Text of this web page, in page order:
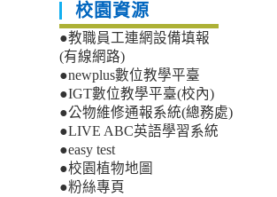
校園資源
●教職員工連網設備填報
(有線網路)
●newplus數位教學平臺
●IGT數位教學平臺(校內)
●公物維修通報系統(總務處)
●LIVE ABC英語學習系統
●easy test
●校園植物地圖
●粉絲專頁